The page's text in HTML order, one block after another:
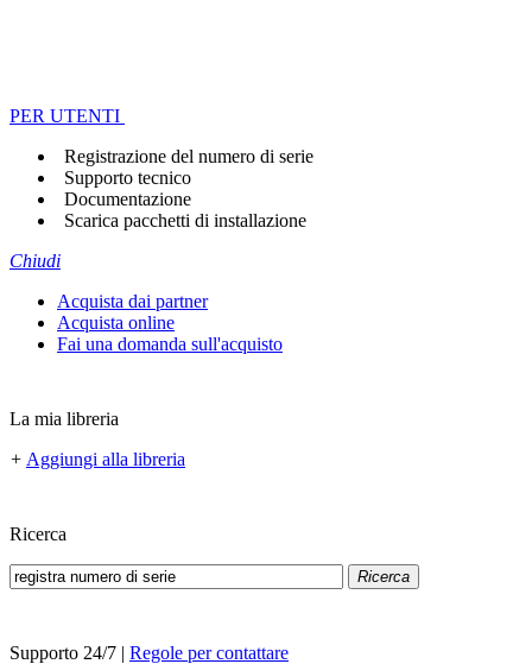
PER UTENTI
Registrazione del numero di serie
Supporto tecnico
Documentazione
Scarica pacchetti di installazione
Chiudi
Acquista dai partner
Acquista online
Fai una domanda sull'acquisto
La mia libreria
+ Aggiungi alla libreria
Ricerca
Ricerca
Supporto 24/7 | Regole per contattare